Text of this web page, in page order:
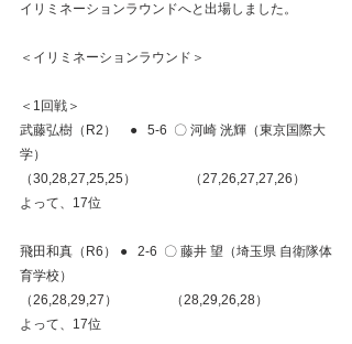
イリミネーションラウンドへと出場しました。
＜イリミネーションラウンド＞
＜1回戦＞
武藤弘樹（R2）　●   5-6  〇 河崎 洸輝（東京国際大
学）
（30,28,27,25,25）                （27,26,27,27,26）
よって、17位
飛田和真（R6） ●   2-6  〇 藤井 望（埼玉県 自衛隊体
育学校）
（26,28,29,27）                （28,29,26,28）
よって、17位